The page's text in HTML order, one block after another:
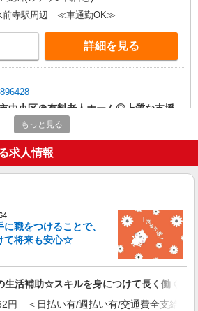
前寺駅周辺 ≪車通勤OK≫
詳細を見る
中央区＠有料老人ホーム◎上質な支援、
報酬、充実研修♪
給1450円〜2062円 ＜日払い有/週払い有/交
支給(ガソリン代含む)＞
前寺駅周辺 ≪車通勤OK≫
市中央区｜リハビリ補助などのデイサービ
給1450円〜2062円 ＜日払い有/週払い有/交
支給(ガソリン代含む)＞
もっと見る
求人情報
職をつけることで、
て将来も安心☆
生活補助☆スキルを身につけて長く働く♪
円 ＜日払い有/週払い有/交通費全支給(ガ